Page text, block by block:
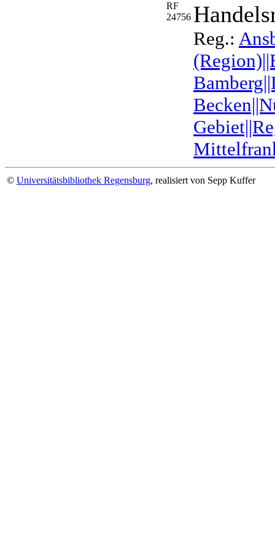
RF
24756
Reg.:
© Universitätsbibliothek Regensburg, realisiert von Sepp Kuffer